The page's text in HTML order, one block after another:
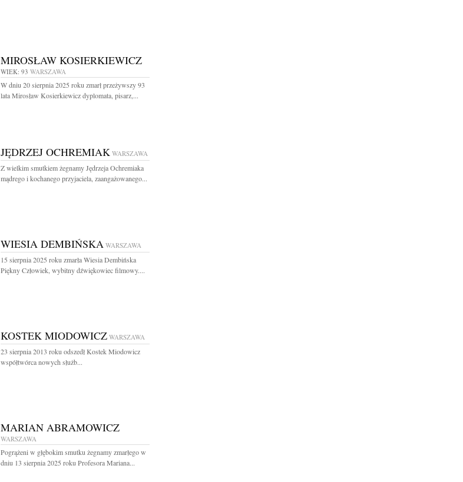
MIROSŁAW KOSIERKIEWICZ
WIEK: 93 WARSZAWA
W dniu 20 sierpnia 2025 roku zmarł przeżywszy 93
lata Mirosław Kosierkiewicz dyplomata, pisarz,...
JĘDRZEJ OCHREMIAK WARSZAWA
Z wielkim smutkiem żegnamy Jędrzeja Ochremiaka
mądrego i kochanego przyjaciela, zaangażowanego...
WIESIA DEMBIŃSKA WARSZAWA
15 sierpnia 2025 roku zmarła Wiesia Dembińska
Piękny Człowiek, wybitny dźwiękowiec filmowy....
KOSTEK MIODOWICZ WARSZAWA
23 sierpnia 2013 roku odszedł Kostek Miodowicz
współtwórca nowych służb...
MARIAN ABRAMOWICZ
WARSZAWA
Pogrążeni w głębokim smutku żegnamy zmarłego w
dniu 13 sierpnia 2025 roku Profesora Mariana...